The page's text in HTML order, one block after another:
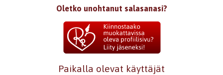
Oletko unohtanut salasanasi?
Paikalla olevat käyttäjät